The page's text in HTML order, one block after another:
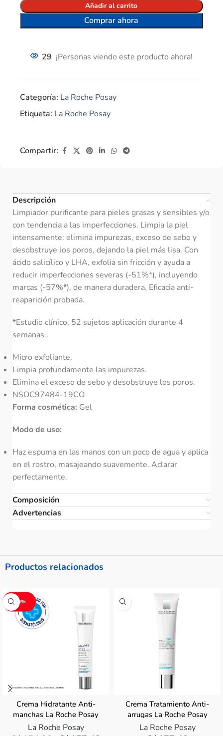
Añadir al carrito
Comprar ahora
29 ¡Personas viendo este producto ahora!
Categoría: La Roche Posay
Etiqueta: La Roche Posay
Compartir:
Descripción
Limpiador purificante para pieles grasas y sensibles y/o
con tendencia a las imperfecciones. Limpia la piel
intensamente: elimina impurezas, exceso de sebo y
desobstruye los poros, dejando la piel más lisa. Con
ácido salicílico y LHA, exfolia sin fricción y ayuda a
reducir imperfecciones severas (-51%*), incluyendo
marcas (-57%*), de manera duradera. Eficacia anti-
reaparición probada.
*Estudio clínico, 52 sujetos aplicación durante 4
semanas..
Micro exfoliante.
Limpia profundamente las impurezas.
Elimina el exceso de sebo y desobstruye los poros.
NSOC97484-19CO
Forma cosmética: Gel
Modo de uso:
Haz espuma en las manos con un poco de agua y aplica
en el rostro, masajeando suavemente. Aclarar
perfectamente.
Composición
Advertencias
Productos relacionados
-10%
Crema Hidratante Anti-
manchas La Roche Posay
Mela B3 – Tubo 40ML
La Roche Posay
Crema Tratamiento Anti-
arrugas La Roche Posay
Hyalu B5 – Tubo 40 ML
La Roche Posay